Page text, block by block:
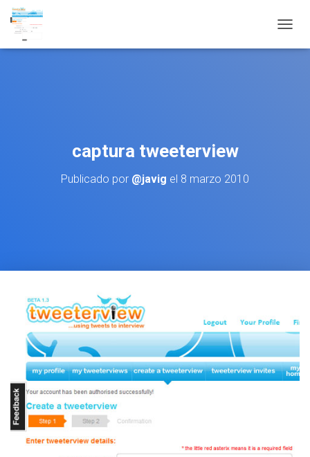
captura tweeterview
Publicado por @javig el 8 marzo 2010